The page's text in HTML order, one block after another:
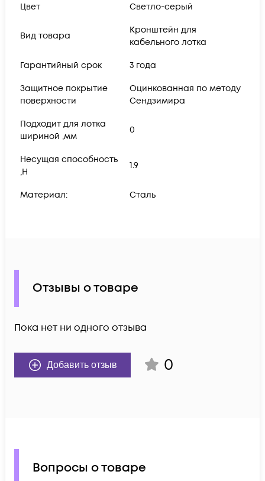
Цвет
Светло-серый
Вид товара
Кронштейн для
кабельного лотка
Гарантийный срок 3 года
Защитное покрытие
поверхности
Оцинкованная по методу
Сендзимира
Подходит для лотка
шириной ,мм
0
Несущая способность
,Н
1.9
Материал: Сталь
Отзывы о товаре
Пока нет ни одного отзыва
Добавить отзыв 0
Вопросы о товаре